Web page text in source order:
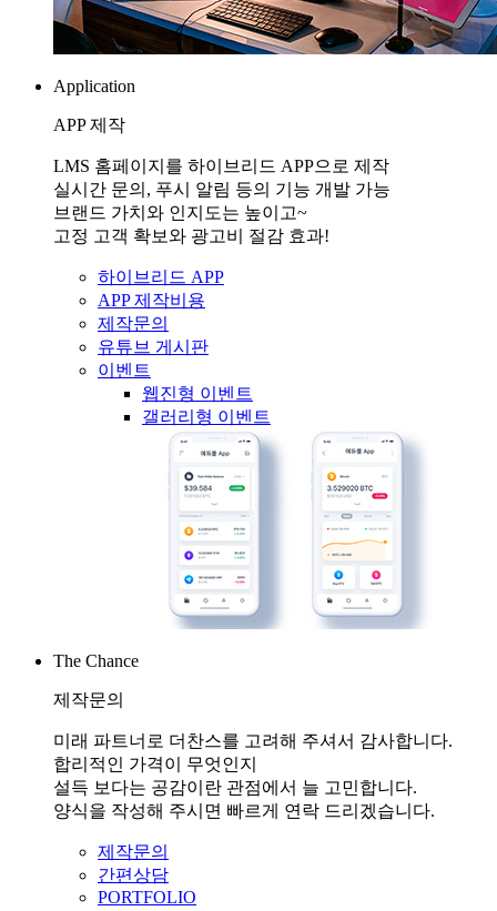
Application
APP 제작
LMS 홈페이지를 하이브리드 APP으로 제작
실시간 문의, 푸시 알림 등의 기능 개발 가능
브랜드 가치와 인지도는 높이고~
고정 고객 확보와 광고비 절감 효과!
하이브리드 APP
APP 제작비용
제작문의
유튜브 게시판
이벤트
웹진형 이벤트
갤러리형 이벤트
The Chance
제작문의
미래 파트너로 더찬스를 고려해 주셔서 감사합니다.
합리적인 가격이 무엇인지
설득 보다는 공감이란 관점에서 늘 고민합니다.
양식을 작성해 주시면 빠르게 연락 드리겠습니다.
제작문의
간편상담
PORTFOLIO